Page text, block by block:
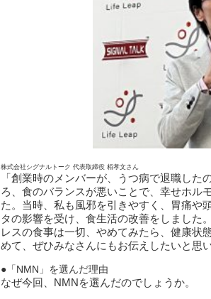
株式会社シグナルトーク 代表取締役 栢孝文さん
「創業時のメンバーが、うつ病で退職し
ろ、食のバランスが悪いことで、幸せホル
た。当時、私も風邪を引きやすく、胃痛や
タの影響を受け、食生活の改善をしました
レスの食事は一切、やめてみたら、健康状
めて、ぜひみなさんにもお伝えしたいと思
●「NMN」を選んだ理由
なぜ今回、NMNを選んだのでしょうか。